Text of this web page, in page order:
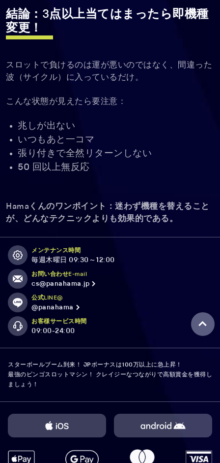
結論：3点以上当てはまったら即機種
変更！
スロットで負けるのは運が悪いのではなく、間違った
波（サイクル）に入っているだけ。
こんな状態が見えたら要注意：
兆しが出ない
いつもあと一コマ
張り付きで全然リターンしない
50 回以上無反応
Hamaくんのワンポイント：迷わず機種を替えること
が、どんなテクニックよりも効果的である。
メンテナンス時間
毎週木曜日 09:30～12:00
お問い合わせE-mail
cs@panahama.jp
公式LINE@
@panahama
お客様サービス時間
09:00-24:00
スターボールブーム到来！ JPボーナスは100万以上に急上昇！
最強のビンゴスロットマシン！ クレイジーなつながりで高額賞金を獲得し
ましょう！